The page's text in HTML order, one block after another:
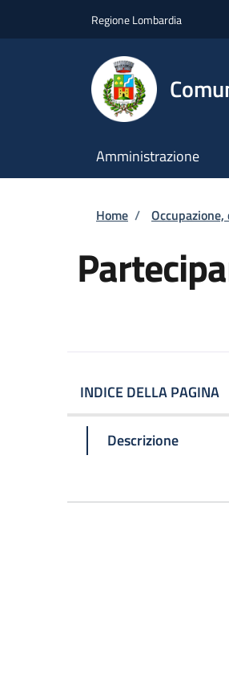
Regione Lombardia
Amministrazione
Briciole
Home /
INDICE DELLA PAGINA
Descrizione